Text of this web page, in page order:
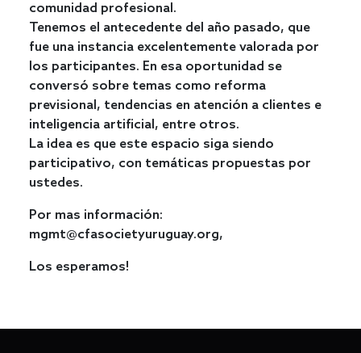
comunidad profesional.
Tenemos el antecedente del año pasado, que
fue una instancia excelentemente valorada por
los participantes. En esa oportunidad se
conversó sobre temas como reforma
previsional, tendencias en atención a clientes e
inteligencia artificial, entre otros.
La idea es que este espacio siga siendo
participativo, con temáticas propuestas por
ustedes.
Por mas información:
mgmt@cfasocietyuruguay.org,
Los esperamos!